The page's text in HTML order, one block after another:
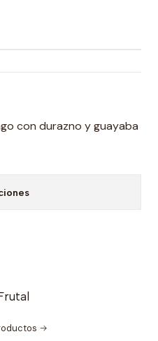
con durazno y guayaba